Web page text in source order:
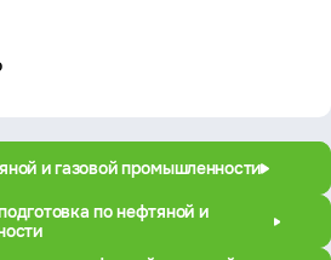
и газовой промышленности
по нефтяной и